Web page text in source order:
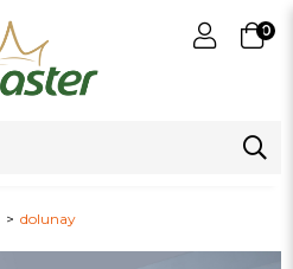
0
dolunay